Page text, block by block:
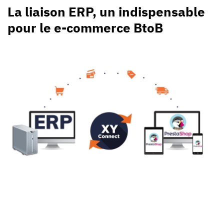
La liaison ERP, un indispensable
pour le e-commerce BtoB